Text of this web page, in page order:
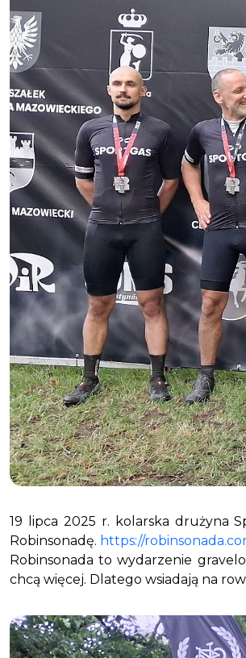
19 lipca 2025 r. kolarska drużyna
Robinsonadę. https://
Robinsonada to wydarzenie
chcą więcej. Dlatego wsiadają na